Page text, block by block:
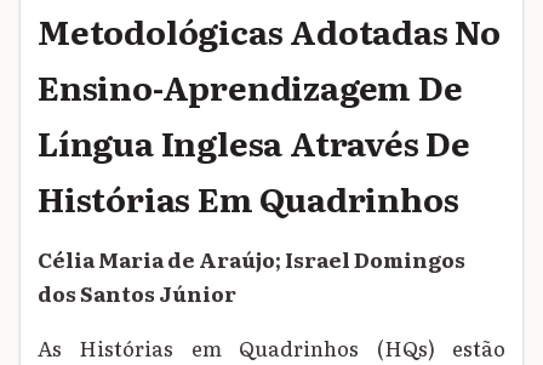
Metodológicas Adotadas No
Ensino-Aprendizagem De
Língua Inglesa Através De
Histórias Em Quadrinhos
Célia Maria de Araújo; Israel Domingos
dos Santos Júnior
As Histórias em Quadrinhos (HQs) estão